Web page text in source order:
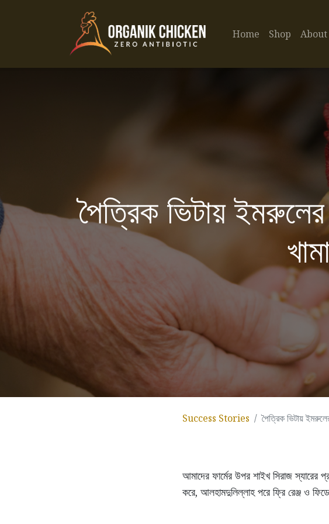
Home Shop About
পৈত্রিক ভিটায়
Success Stories পৈত্রিক ভিটায়
আমাদের ফার্মের উপর শাইখ সিরাজ স্যারের
করে, আলহামদুলিল্লাহ পরে ফ্রি রেঞ্জ ও